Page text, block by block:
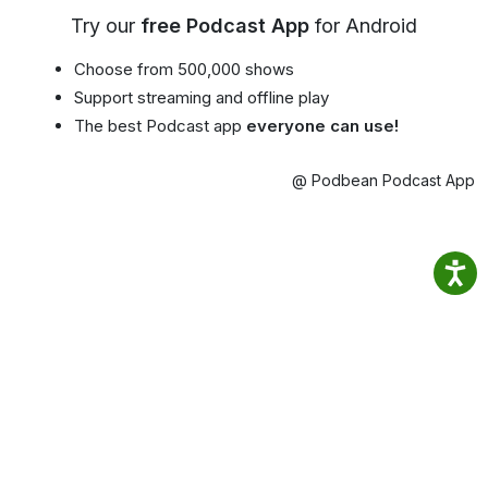
Try our free Podcast App for Android
Choose from 500,000 shows
Support streaming and offline play
The best Podcast app everyone can use!
@ Podbean Podcast App